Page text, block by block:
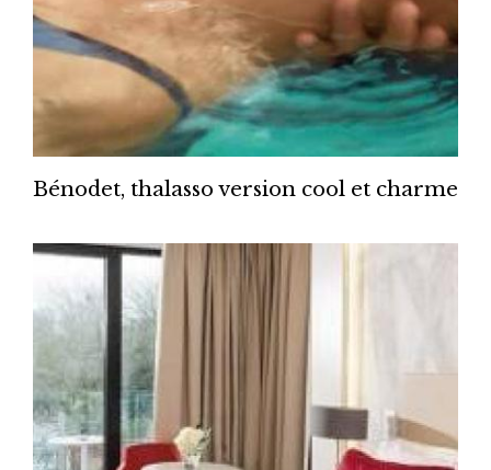
Bénodet, thalasso version cool et charme